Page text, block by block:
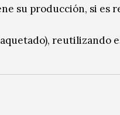
su producción, si es
reutilizando